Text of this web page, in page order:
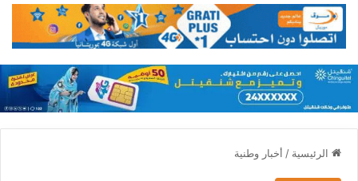
الرئيسية / أخبار وطنية